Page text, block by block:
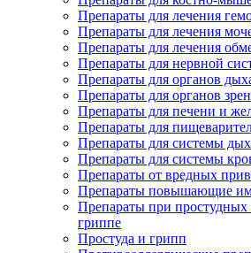
Препараты для лечения
Препараты для лечения
Препараты для лечения
Препараты для нервной
Препараты для органов
Препараты для органов
Препараты для печени и
Препараты для
Препараты для системы
Препараты для системы
Препараты от вредных
Препараты повышающие
Препараты при простудных
гриппе
Простуда и грипп